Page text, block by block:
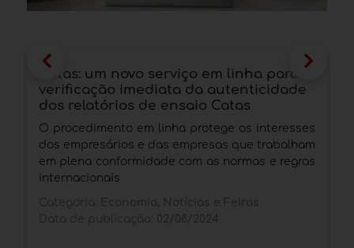
Catas: um novo serviço em linha para
verificação imediata da autenticidade
dos relatórios de ensaio Catas
O procedimento em linha protege os interesses
dos empresários e das empresas que trabalham
em plena conformidade com as normas e regras
internacionais